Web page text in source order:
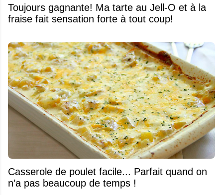
Toujours gagnante! Ma tarte au Jell-O et à la
fraise fait sensation forte à tout coup!
Casserole de poulet facile... Parfait quand on
n’a pas beaucoup de temps !